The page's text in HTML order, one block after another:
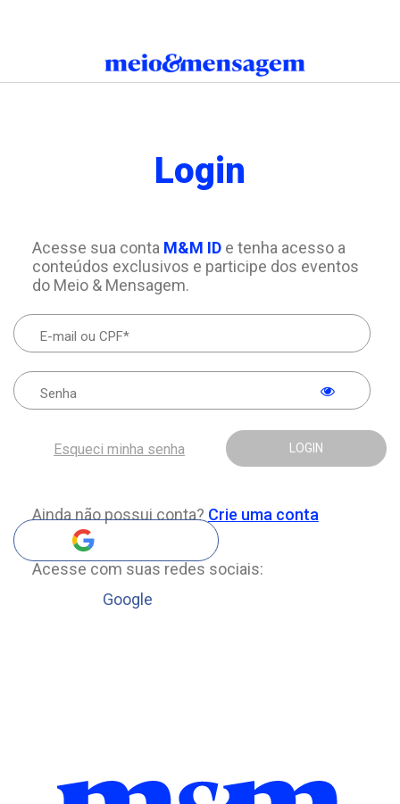
Login
Acesse sua conta M&M IDe tenha acesso a
conteúdos exclusivos e participe dos eventos
do Meio & Mensagem.
LOGIN
Esqueci minha senha
Ainda não possui conta? Crie uma conta
Acesse com suas redes sociais:
Google